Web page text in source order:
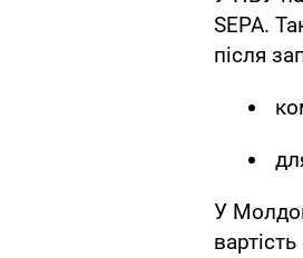
SEPA.
після
У